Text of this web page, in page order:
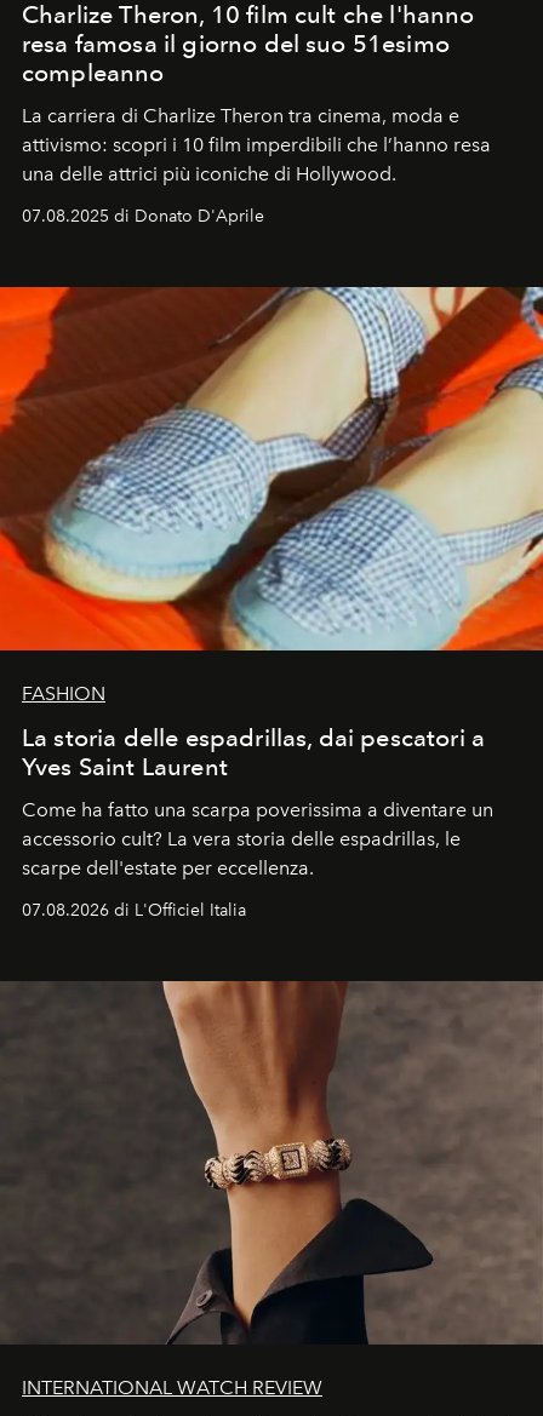
Charlize Theron, 10 film cult che l'hanno
resa famosa il giorno del suo 51esimo
compleanno
La carriera di Charlize Theron tra cinema, moda e
attivismo: scopri i 10 film imperdibili che l’hanno resa
una delle attrici più iconiche di Hollywood.
07.08.2025 di Donato D'Aprile
FASHION
La storia delle espadrillas, dai pescatori a
Yves Saint Laurent
Come ha fatto una scarpa poverissima a diventare un
accessorio cult? La vera storia delle espadrillas, le
scarpe dell'estate per eccellenza.
07.08.2026 di L'Officiel Italia
INTERNATIONAL WATCH REVIEW